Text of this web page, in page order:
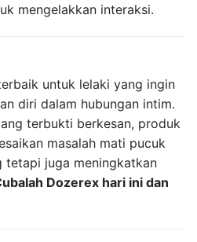
mengelakkan interaksi.
untuk lelaki yang ingin
diri dalam hubungan intim.
terbukti berkesan, produk
masalah mati pucuk
tetapi juga meningkatkan
Dozerex hari ini dan